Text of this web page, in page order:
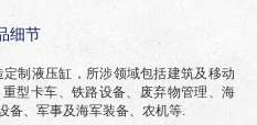
细节
制液压缸，所涉领域包括建筑及移动
型卡车、铁路设备、废弃物管理、海
备、军事及海军装备、农机等.